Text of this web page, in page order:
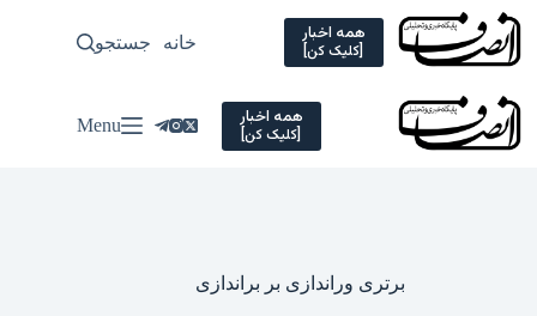
Skip
content
همه اخبار
[کلیک کن] خانه سیاسی
جستجو
همه اخبار
[کلیک کن] Menu
برتری وراندازی بر براندازی